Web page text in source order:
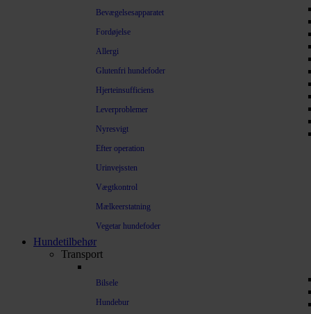
Bevægelsesapparatet
Fordøjelse
Allergi
Glutenfri hundefoder
Hjerteinsufficiens
Leverproblemer
Nyresvigt
Efter operation
Urinvejssten
Vægtkontrol
Mælkeerstatning
Vegetar hundefoder
Hundetilbehør
Transport
Bilsele
Hundebur